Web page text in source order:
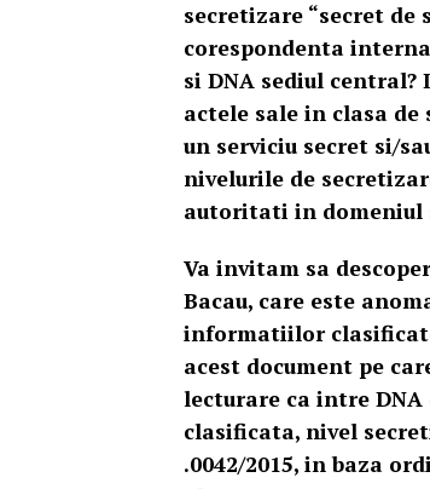
secretizare “secret de
corespondenta
si DNA sediul central?
actele sale in clasa de
un serviciu secret si/
nivelurile de
autoritati in domeniul
Va invitam sa
Bacau, care este
informatiilor
acest document pe
lecturare ca intre
clasificata, nivel
.0042/2015, in baza